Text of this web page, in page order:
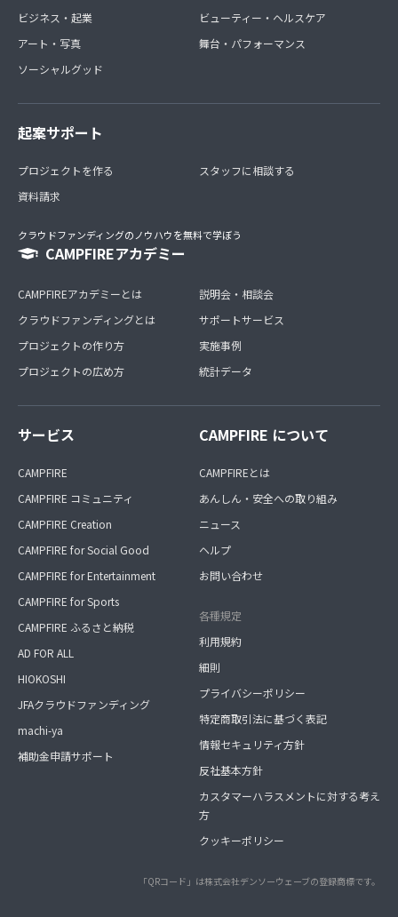
ビジネス・起業
アート・写真
ソーシャルグッド
ビューティー・ヘルスケア
舞台・パフォーマンス
起案サポート
プロジェクトを作る
資料請求
スタッフに相談する
クラウドファンディングのノウハウを無料で学ぼう
CAMPFIREアカデミー
CAMPFIREアカデミーとは
クラウドファンディングとは
プロジェクトの作り方
プロジェクトの広め方
説明会・相談会
サポートサービス
実施事例
統計データ
サービス
CAMPFIRE
CAMPFIRE コミュニティ
CAMPFIRE Creation
CAMPFIRE for Social Good
CAMPFIRE for Entertainment
CAMPFIRE for Sports
CAMPFIRE ふるさと納税
AD FOR ALL
HIOKOSHI
JFAクラウドファンディング
machi-ya
補助金申請サポート
CAMPFIRE について
CAMPFIREとは
あんしん・安全への取り組み
ニュース
ヘルプ
お問い合わせ
各種規定
利用規約
細則
プライバシーポリシー
特定商取引法に基づく表記
情報セキュリティ方針
反社基本方針
カスタマーハラスメントに対する考え
方
クッキーポリシー
「QRコード」は株式会社デンソーウェーブの登録商標です。